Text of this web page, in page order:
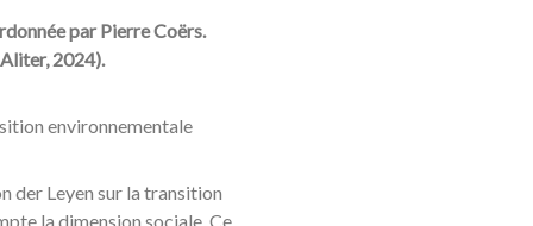
par Pierre Coërs.
2024).
environnementale
der Leyen sur la transition
la dimension sociale. Ce